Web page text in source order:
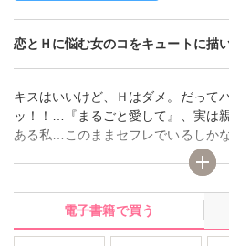
恋とＨに悩む女のコをキュートに描
キスはいいけど、Ｈはダメ。だって
ッ！！…『まるごと愛して』、実は
ある私…このままセフレでいるしか
イ』ほか、恋とＨに悩む女のコをキ
電子書籍で買う